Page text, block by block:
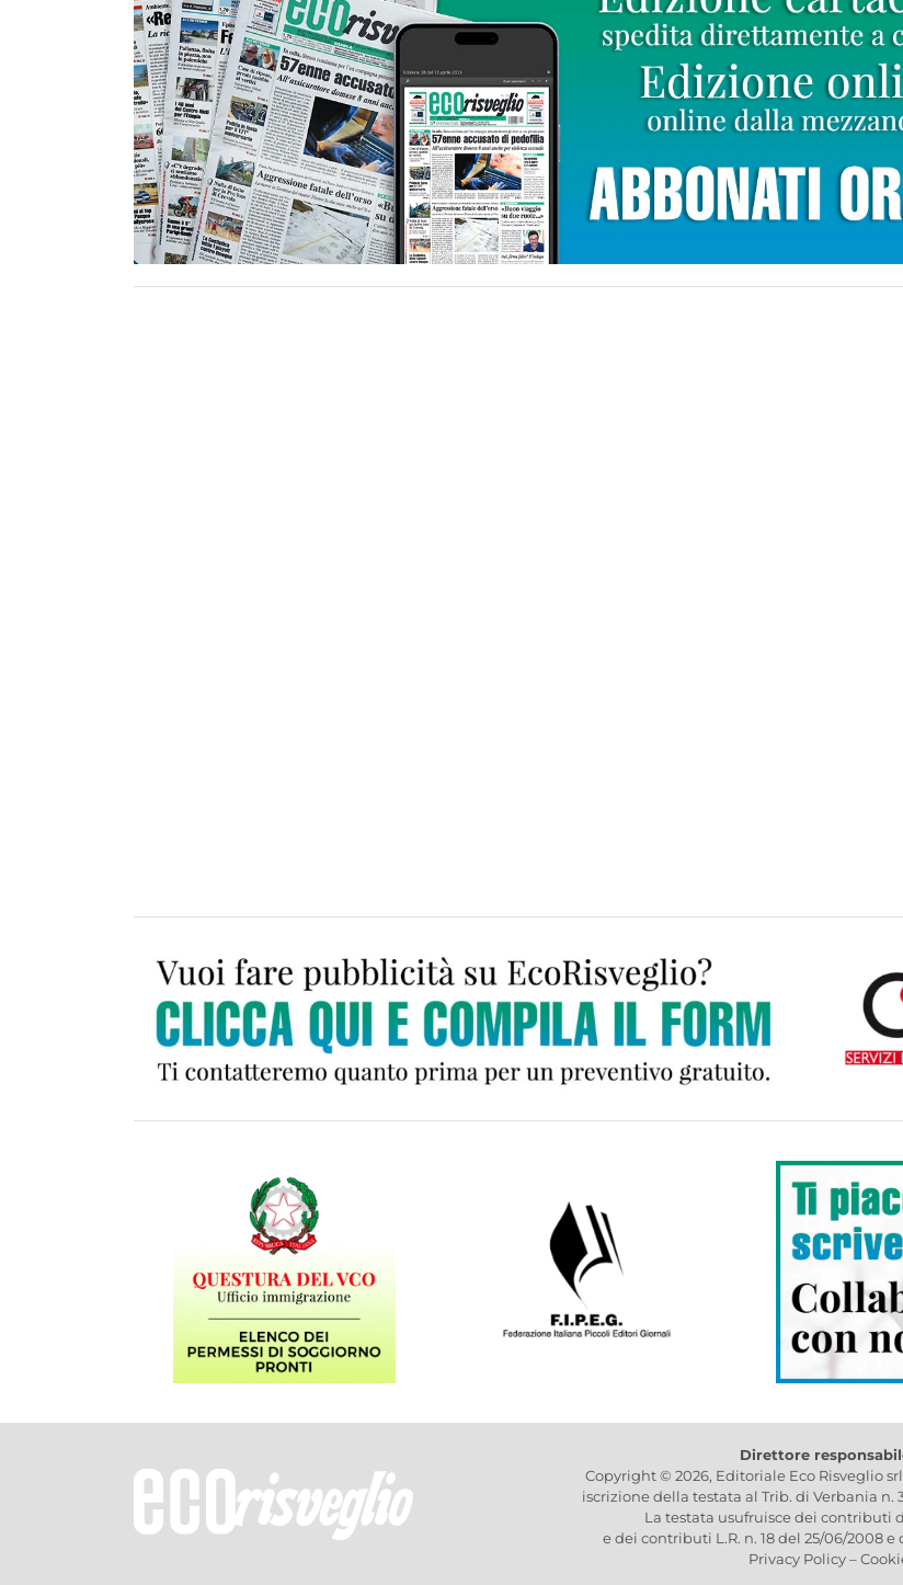
Direttore
Copyright © 2026, Editoriale Eco Risveglio
iscrizione della testata al Trib. di Verbania n.
La testata usufruisce dei contributi
e dei contributi L.R. n. 18 del 25/06/2008
Privacy Policy–